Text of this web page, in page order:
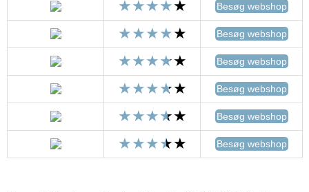
Besøg webshop
Besøg webshop
Besøg webshop
Besøg webshop
Besøg webshop
Besøg webshop